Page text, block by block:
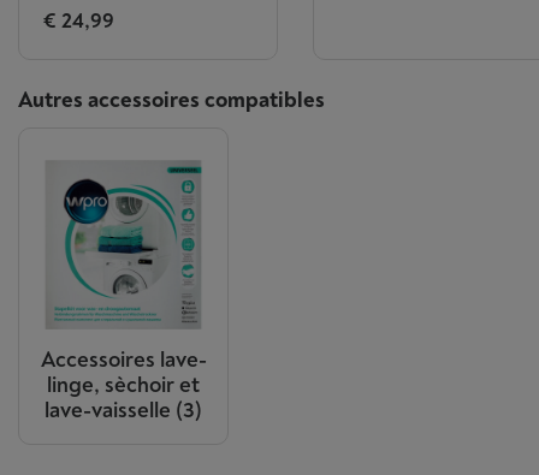
€ 24,99
Autres accessoires compatibles
Accessoires lave-
linge, sèchoir et
lave-vaisselle (3)